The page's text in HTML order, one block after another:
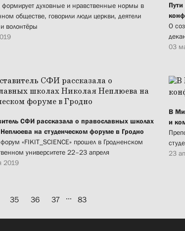
формирует духовные и нравственные нормы в
обществе, говорили люди церкви, деятели
волонтёры
О
03
СФИ рассказала о православных школах
на студенческом форуме в Гродно
«FIKIT_SCIENCE» прошел в Гродненском
университете 22–23 апреля
2019
В
и
23
35 36 37 ... 83